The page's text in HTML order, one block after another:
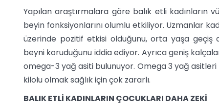
Yapılan araştırmalara göre balık etli kadınların
beyin fonksiyonlarını olumlu etkiliyor. Uzmanlar
üzerinde pozitif etkisi olduğunu, orta yaşa geçiş
beyni koruduğunu iddia ediyor. Ayrıca geniş
omega-3 yağ asiti bulunuyor. Omega 3 yağ
kilolu olmak sağlık için çok zararlı.
BALIK ETLİ KADINLARIN ÇOCUKLARI DAHA ZEKİ